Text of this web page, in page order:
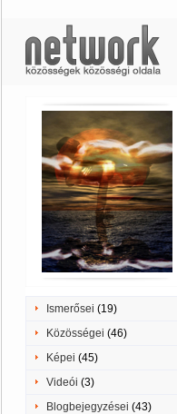
Ismerősei (19)
Közösségei (46)
Képei (45)
Videói (3)
Blogbejegyzései (43)